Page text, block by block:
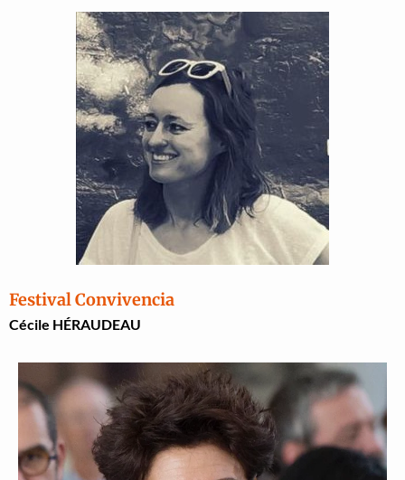
Festival Convivencia
Cécile HÉRAUDEAU